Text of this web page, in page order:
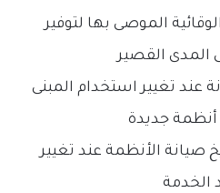
الموصى بها لتوفير
المدى القصير
تغيير استخدام المبنى
أنظمة جديدة
صيانة الأنظمة عند تغيير
الخدمة